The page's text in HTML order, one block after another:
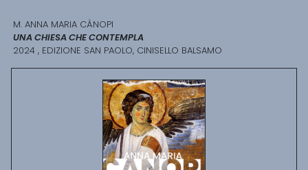
M. ANNA MARIA CÀNOPI
UNA CHIESA CHE CONTEMPLA
2024 , EDIZIONE SAN PAOLO, CINISELLO BALSAMO